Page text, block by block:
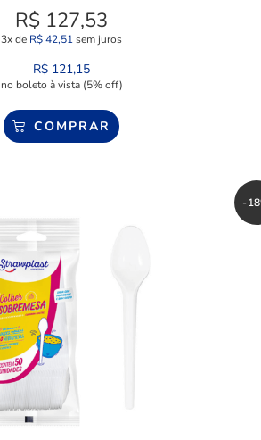
R$ 127,53
3x de R$42,51sem juros
R$ 121,15
no boleto à vista (5% off)
COMPRAR
-